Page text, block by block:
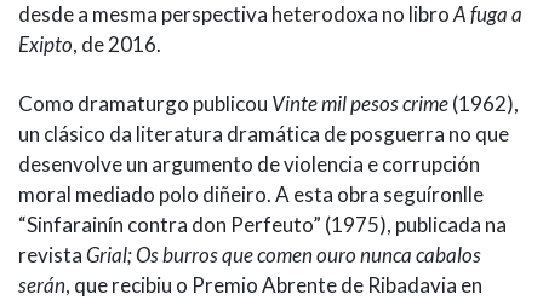
desde a mesma perspectiva heterodoxa no libroA fuga a
Exipto, de 2016.
Como dramaturgo publicou Vinte mil pesos crime(1962),
un clásico da literatura dramática de posguerra no que
desenvolve un argumento de violencia e corrupción
moral mediado polo diñeiro. A esta obra seguíronlle
“Sinfarainín contra don Perfeuto” (1975), publicada na
revistaGrial; Os burros que comen ouro nunca cabalos
serán, que recibiu o Premio Abrente de Ribadavia en